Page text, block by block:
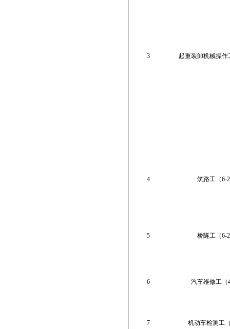
3 起重装卸机械操作
4 筑路工（6-
5 桥隧工（6-
6 汽车维修工（
7
机动车检测工